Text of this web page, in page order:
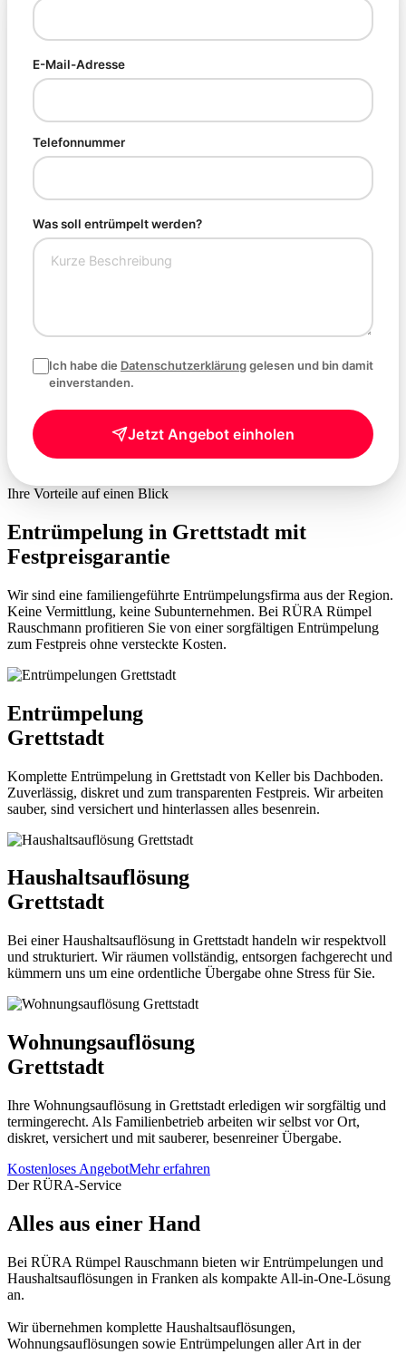
E-Mail-Adresse
Telefonnummer
Was soll entrümpelt werden?
Ich habe die Datenschutzerklärunggelesen und bin damit
einverstanden.
Jetzt Angebot einholen
Ihre Vorteile auf einen Blick
Entrümpelung in Grettstadt mit
Festpreisgarantie
Wir sind eine familiengeführte Entrümpelungsfirma aus der Region.
Keine Vermittlung, keine Subunternehmen. Bei RÜRA Rümpel
Rauschmann profitieren Sie von einer sorgfältigen Entrümpelung
zum Festpreis ohne versteckte Kosten.
Entrümpelung
Grettstadt
Komplette Entrümpelung in Grettstadt von Keller bis Dachboden.
Zuverlässig, diskret und zum transparenten Festpreis. Wir arbeiten
sauber, sind versichert und hinterlassen alles besenrein.
Haushaltsauflösung
Grettstadt
Bei einer Haushaltsauflösung in Grettstadt handeln wir respektvoll
und strukturiert. Wir räumen vollständig, entsorgen fachgerecht und
kümmern uns um eine ordentliche Übergabe ohne Stress für Sie.
Wohnungsauflösung
Grettstadt
Ihre Wohnungsauflösung in Grettstadt erledigen wir sorgfältig und
termingerecht. Als Familienbetrieb arbeiten wir selbst vor Ort,
diskret, versichert und mit sauberer, besenreiner Übergabe.
Kostenloses AngebotMehr erfahren
Der RÜRA-Service
Alles aus einer Hand
Bei RÜRA Rümpel Rauschmann bieten wir Entrümpelungen und
Haushaltsauflösungen in Franken als kompakte All-in-One-Lösung
an.
Wir übernehmen komplette Haushaltsauflösungen,
Wohnungsauflösungen sowie Entrümpelungen aller Art in der